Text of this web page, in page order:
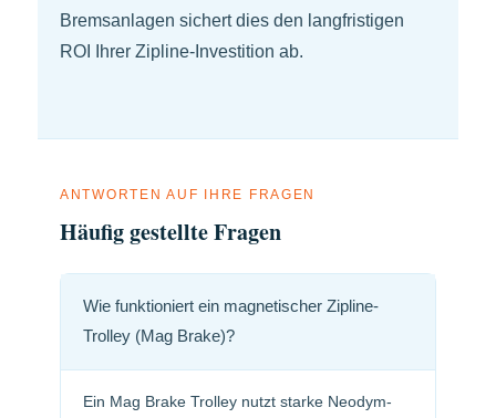
Bremsanlagen sichert dies den langfristigen
ROI Ihrer Zipline-Investition ab.
ANTWORTEN AUF IHRE FRAGEN
Häufig gestellte Fragen
Wie funktioniert ein magnetischer Zipline-
Trolley (Mag Brake)?
Ein Mag Brake Trolley nutzt starke Neodym-